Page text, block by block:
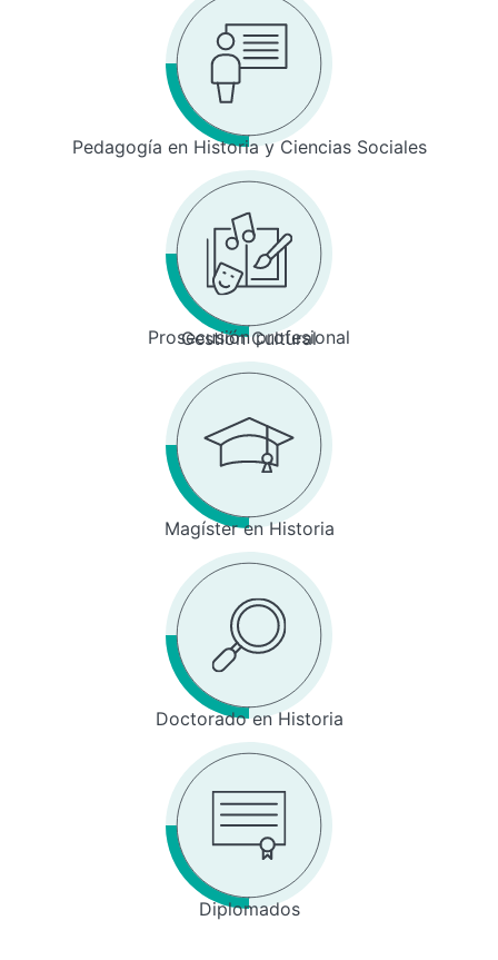
Pedagogía en Historia y Ciencias Sociales
Prosecusión profesional
Gestión Cultural
Magíster en Historia
Doctorado en Historia
Diplomados